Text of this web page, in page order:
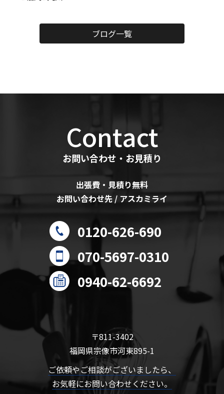
ブログ一覧
Contact
お問い合わせ・お見積り
出張費・見積り無料
お問い合わせ先 / アスカミライ
0120-626-690
070-5697-0310
0940-62-6692
〒811-3402
福岡県宗像市河東895-1
ご依頼やご相談がございましたら、
お気軽にお問い合わせください。